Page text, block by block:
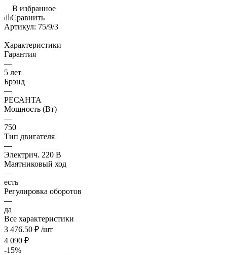
В избранное
Сравнить
Артикул: 75/9/3
Характеристики
Гарантия
—
5 лет
Брэнд
—
РЕСАНТА
Мощность (Вт)
—
750
Тип двигателя
—
Электрич. 220 В
Маятниковый ход
—
есть
Регулировка оборотов
—
да
Все характеристики
3 476.50 ₽ /шт
4 090 ₽
-15%